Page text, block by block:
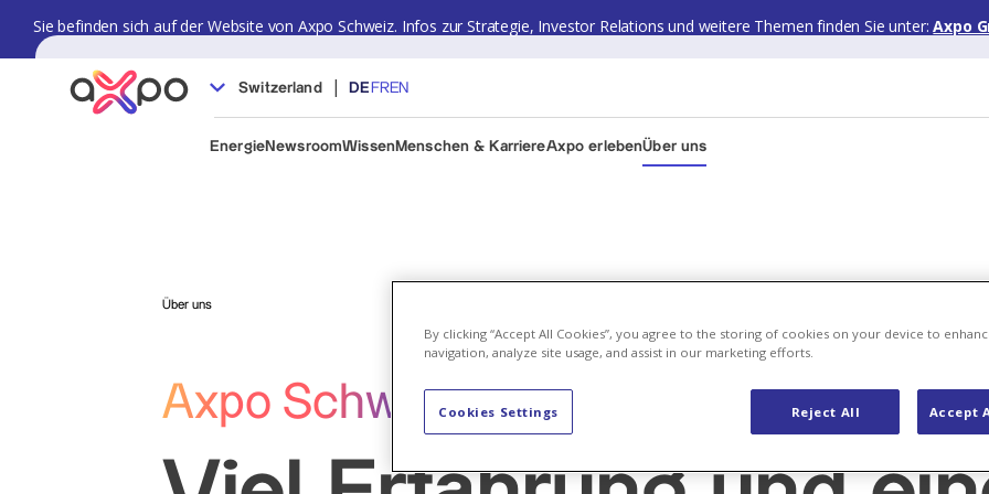
Sie befinden sich auf der Website von Axpo Schweiz. Infos zur Strategie, Investor Relations und weitere Themen finden Sie unter: Axpo
Switzerland | DE FREN
EnergieNewsroomWissenMenschen & KarriereAxpo erlebenÜber uns
Über uns
Axpo Schweiz
By clicking “Accept All Cookies”, you agree to the storing of cookies on your device to
navigation, analyze site usage, and assist in our marketing efforts.
Reject All Accept
Cookies Settings